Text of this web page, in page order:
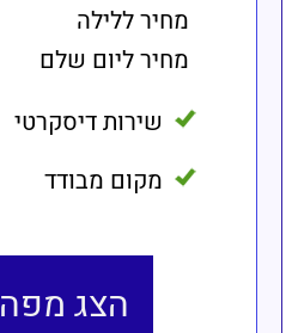
מחיר ללילה
מחיר ליום שלם
שירות דיסקרטי
מקום מבודד
הצג מפה